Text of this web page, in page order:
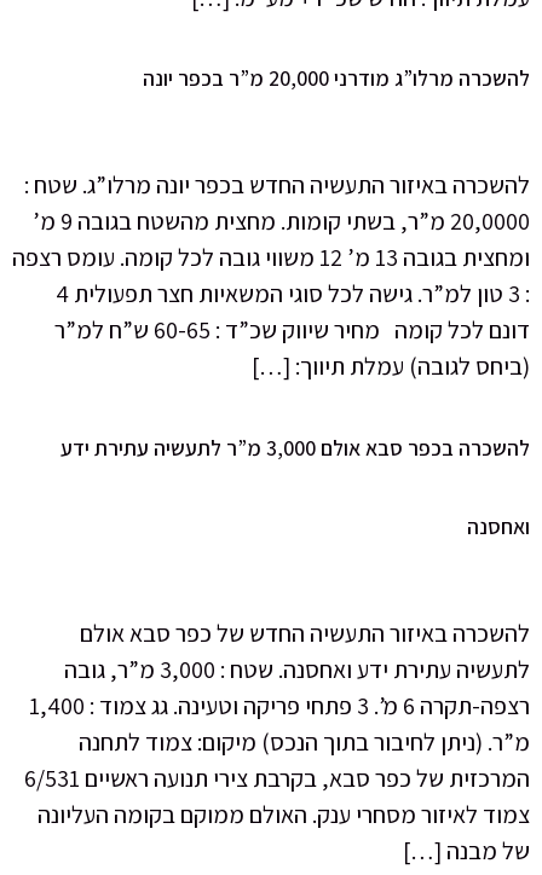
להשכרה מרלו”ג מודרני 20,000 מ”ר בכפר יונה
להשכרה באיזור התעשיה החדש בכפר יונה מרלו”ג. שטח :
20,0000 מ”ר, בשתי קומות. מחצית מהשטח בגובה 9 מ’
ומחצית בגובה 13 מ’ 12 משווי גובה לכל קומה. עומס רצפה
: 3 טון למ”ר. גישה לכל סוגי המשאיות חצר תפעולית 4
דונם לכל קומה מחיר שיווק שכ”ד : 60-65 ש”ח למ”ר
(ביחס לגובה) עמלת תיווך: […]
להשכרה בכפר סבא אולם 3,000 מ”ר לתעשיה עתירת ידע
ואחסנה
להשכרה באיזור התעשיה החדש של כפר סבא אולם
לתעשיה עתירת ידע ואחסנה. שטח : 3,000 מ”ר, גובה
רצפה-תקרה 6 מ’. 3 פתחי פריקה וטעינה. גג צמוד : 1,400
מ”ר. (ניתן לחיבור בתוך הנכס) מיקום: צמוד לתחנה
המרכזית של כפר סבא, בקרבת צירי תנועה ראשיים 6/531
צמוד לאיזור מסחרי ענק. האולם ממוקם בקומה העליונה
של מבנה […]